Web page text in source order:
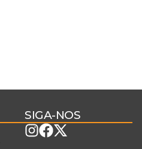
SIGA-NOS